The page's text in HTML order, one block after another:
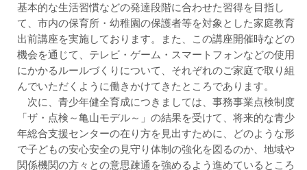
基本的な生活習慣などの発達段階に合わせた習得を目指し
て、市内の保育所・幼稚園の保護者等を対象とした家庭教育
出前講座を実施しております。また、この講座開催時などの
機会を通じて、テレビ・ゲーム・スマートフォンなどの使用
にかかるルールづくりについて、それぞれのご家庭で取り組
んでいただくように働きかけてきたところであります。
次に、青少年健全育成につきましては、事務事業点検制度
「ザ・点検～亀山モデル～」の結果を受けて、将来的な青少
年総合支援センターの在り方を見出すために、どのような形
で子どもの安心安全の見守り体制の強化を図るのか、地域や
関係機関の方々との意思疎通を強めるよう進めているところ